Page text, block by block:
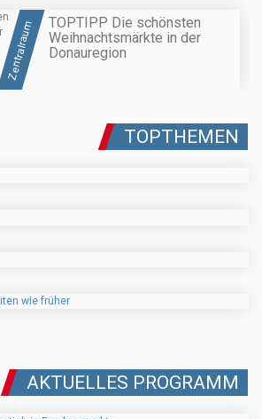
Zentralraum
TOPTIPP Die schönsten
Weihnachtsmärkte in der
Donauregion
TOPTHEMEN
AKTUELLES PROGRAMM